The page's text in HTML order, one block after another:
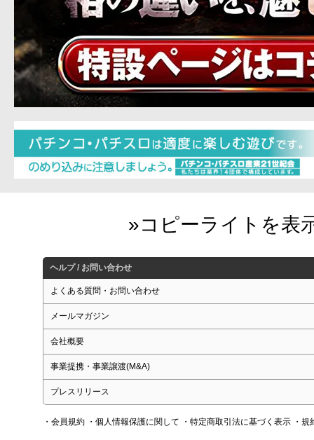
ヘルプ / お問い合わせ
よくある質問・お問い合わせ
メールマガジン
会社概要
事業提携・事業譲渡(M&A)
プレスリリース
・会員規約 ・個人情報保護に関して ・特定商取引法に基づく表示 ・規